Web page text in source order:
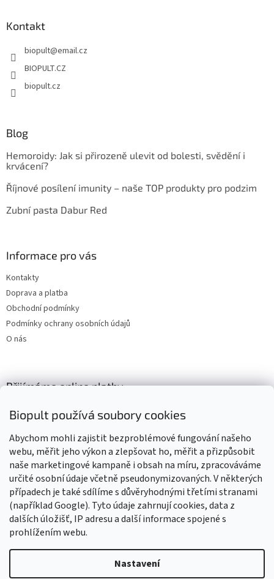
Biopult používá soubory cookies
Abychom mohli zajistit bezproblémové fungování našeho
webu, měřit jeho výkon a zlepšovat ho, měřit a přizpůsobit
naše marketingové kampaně i obsah na míru, zpracováváme
určité osobní údaje včetně pseudonymizovaných. V některých
případech je také sdílíme s důvěryhodnými třetími stranami
(například Google). Tyto údaje zahrnují cookies, data z
dalších úložišť, IP adresu a další informace spojené s
prohlížením webu.
Nastavení
Kontakt
biopult@email.cz
BIOPULT.CZ
biopult.cz
Blog
Hemoroidy: Jak si přirozeně ulevit od bolesti, svědění i
krvácení?
Říjnové posílení imunity – naše TOP produkty pro podzim
Zubní pasta Dabur Red
Informace pro vás
Kontakty
Doprava a platba
Obchodní podmínky
Podmínky ochrany osobních údajů
O nás
Přijímáme online platby
Výrobky označené BIO jsou certifikované kontrolní organizací CZ-
BIO-003